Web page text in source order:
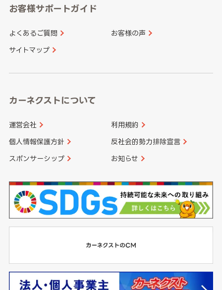
愛知県
和歌山県
山口県
香川県 愛媛県
長崎県
大分県 宮崎県
お客様サポートガイド
よくあるご質問 お客様の声
サイトマップ
カーネクストについて
運営会社 利用規約
個人情報保護方針 反社会的勢力排除宣言
スポンサーシップ お知らせ